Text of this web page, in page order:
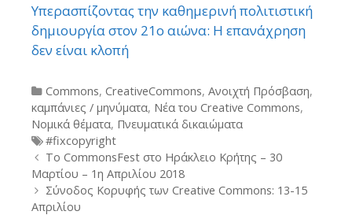
Υπερασπίζοντας την καθημερινή πολιτιστική
δημιουργία στον 21ο αιώνα: Η επανάχρηση
δεν είναι κλοπή
Categories
Commons, CreativeCommons, Ανοιχτή Πρόσβαση,
καμπάνιες / μηνύματα, Νέα του Creative Commons,
Νομικά θέματα, Πνευματικά δικαιώματα
Tags
#fixcopyright
Post
navigation
To CommonsFest στο Ηράκλειο Κρήτης – 30
Μαρτίου – 1η Απριλίου 2018
Σύνοδος Κορυφής των Creative Commons: 13-15
Απριλίου